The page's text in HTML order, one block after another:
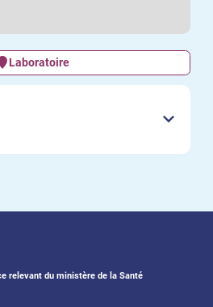
Laboratoire
relevant du ministère de la Santé